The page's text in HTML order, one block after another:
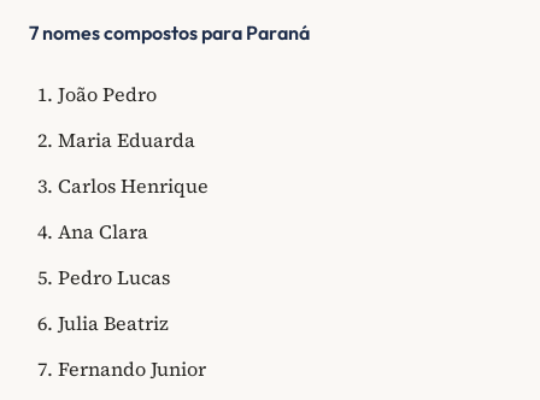
7 nomes compostos para Paraná
João Pedro
Maria Eduarda
Carlos Henrique
Ana Clara
Pedro Lucas
Julia Beatriz
Fernando Junior